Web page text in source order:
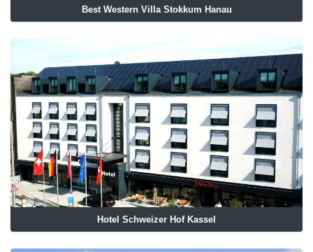
Best Western Villa Stokkum Hanau
Hotel Schweizer Hof Kassel